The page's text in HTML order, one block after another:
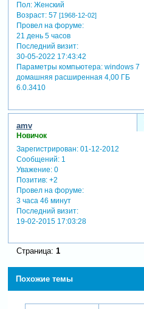
Пол:Женский
Возраст:57 [1968-12-02]
Провел на форуме:
21 день 5 часов
Последний визит:
30-05-2022 17:43:42
Параметры компьютера:windows 7
домашняя расширенная 4,00 ГБ
6.0.3410
amv
Новичок
Зарегистрирован: 01-12-2012
Сообщений:1
Уважение: 0
Позитив: +2
Провел на форуме:
3 часа 46 минут
Последний визит:
19-02-2015 17:03:28
Страница: 1
Похожие темы